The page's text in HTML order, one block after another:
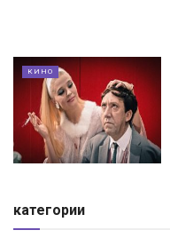
КИНО
категории